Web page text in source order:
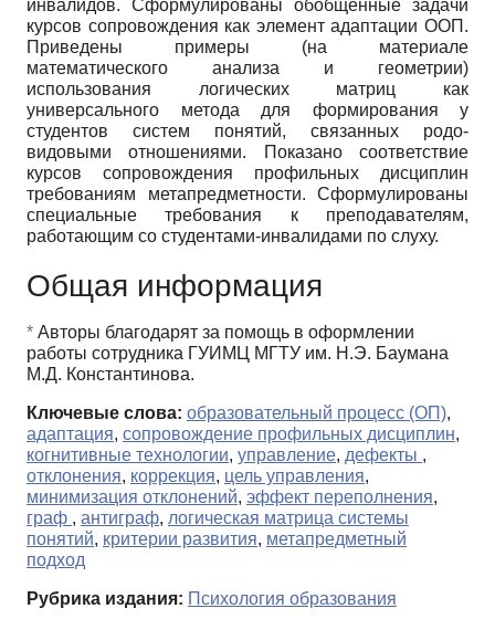
инвалидов. Сформулированы обобщенные задачи
курсов сопровождения как элемент адаптации ООП.
Приведены примеры (на материале
математического анализа и геометрии)
использования логических матриц как
универсального метода для формирования у
студентов систем понятий, связанных родо-
видовыми отношениями. Показано соответствие
курсов сопровождения профильных дисциплин
требованиям метапредметности. Сформулированы
специальные требования к преподавателям,
работающим со студентами-инвалидами по слуху.
Общая информация
* Авторы благодарят за помощь в оформлении
работы сотрудника ГУИМЦ МГТУ им. Н.Э. Баумана
М.Д. Константинова.
Ключевые слова: образовательный процесс (ОП),
адаптация, сопровождение профильных дисциплин,
когнитивные технологии, управление, дефекты ,
отклонения, коррекция, цель управления,
минимизация отклонений, эффект переполнения,
граф , антиграф, логическая матрица системы
понятий, критерии развития, метапредметный
подход
Рубрика издания: Психология образования